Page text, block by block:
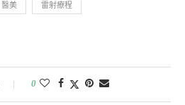
醫美 雷射療程
0